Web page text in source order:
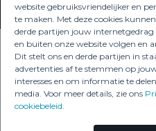
website gebruiksvriendelijker en
te maken. Met deze cookies
derde partijen jouw internetgedrag
en buiten onze website volgen en
Dit stelt ons en derde partijen in
advertenties af te stemmen op
interesses en om informatie te
media. Voor meer details, zie ons
cookiebeleid